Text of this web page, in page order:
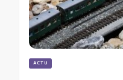
ACTU